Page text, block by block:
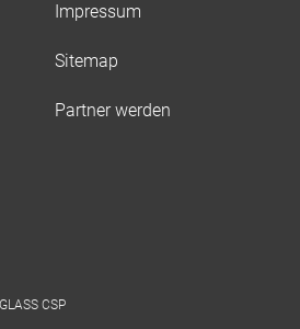
Impressum
Sitemap
Partner werden
CSP